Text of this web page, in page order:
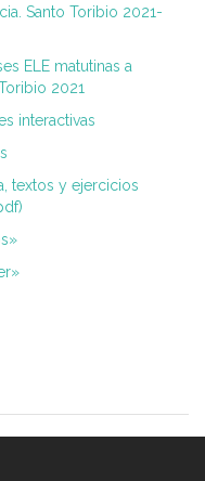
Santo Toribio 2021-
ELE matutinas a
2021
interactivas
textos y ejercicios